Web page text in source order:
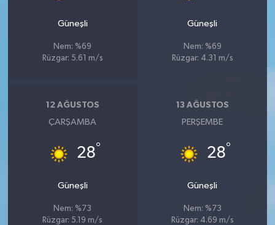
Güneşli
Nem: %69
Rüzgar: 5.61 m/s
Güneşli
Nem: %69
Rüzgar: 4.31 m/s
12 AĞUSTOS
ÇARŞAMBA
28°
Güneşli
Nem: %73
Rüzgar: 5.19 m/s
13 AĞUSTOS
PERŞEMBE
28°
Güneşli
Nem: %73
Rüzgar: 4.69 m/s